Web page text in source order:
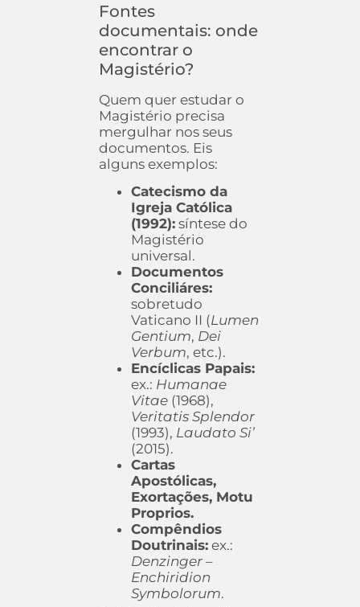
Fontes
documentais: onde
encontrar o
Magistério?
Quem quer estudar o
Magistério precisa
mergulhar nos seus
documentos. Eis
alguns exemplos:
Catecismo da
Igreja Católica
(1992): síntese do
Magistério
universal.
Documentos
Conciliáres:
sobretudo
Vaticano II (Lumen
Gentium, Dei
Verbum, etc.).
Encíclicas Papais:
ex.: Humanae
Vitae (1968),
Veritatis Splendor
(1993), Laudato Si’
(2015).
Cartas
Apostólicas,
Exortações, Motu
Proprios.
Compêndios
Doutrinais: ex.:
Denzinger –
Enchiridion
Symbolorum.